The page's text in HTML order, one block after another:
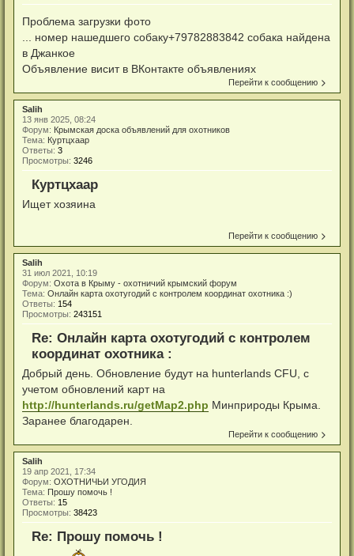
Проблема загрузки фото
... номер нашедшего собаку+79782883842 собака найдена
в Джанкое
Объявление висит в ВКонтакте объявлениях
Перейти к сообщению
Salih
13 янв 2025, 08:24
Форум: Крымская доска объявлений для охотников
Тема: Куртцхаар
Ответы:3
Просмотры:3246
Куртцхаар
Ищет хозяина
Перейти к сообщению
Salih
31 июл 2021, 10:19
Форум:Охота в Крыму - охотничий крымский форум
Тема:Онлайн карта охотугодий с контролем координат охотника :)
Ответы: 154
Просмотры:243151
Re: Онлайн карта охотугодий с контролем
координат охотника :
Добрый день. Обновление будут на hunterlands CFU, с
учетом обновлений карт на
http://hunterlands.ru/getMap2.php Минприроды Крыма.
Заранее благодарен.
Перейти к сообщению
Salih
19 апр 2021, 17:34
Форум:ОХОТНИЧЬИ УГОДИЯ
Тема: Прошу помочь !
Ответы: 15
Просмотры:38423
Re: Прошу помочь !